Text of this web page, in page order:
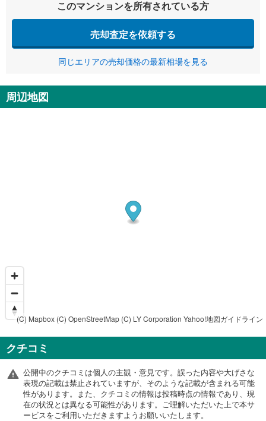
このマンションを所有されている方
売却査定を依頼する
同じエリアの売却価格の最新相場を見る
周辺地図
(C) Mapbox (C) OpenStreetMap (C) LY Corporation Yahoo!地図ガイドライン
クチコミ
公開中のクチコミは個人の主観・意見です。誤った内容や大げさな
表現の記載は禁止されていますが、そのような記載が含まれる可能
性があります。また、クチコミの情報は投稿時点の情報であり、現
在の状況とは異なる可能性があります。ご理解いただいた上で本サ
ービスをご利用いただきますようお願いいたします。